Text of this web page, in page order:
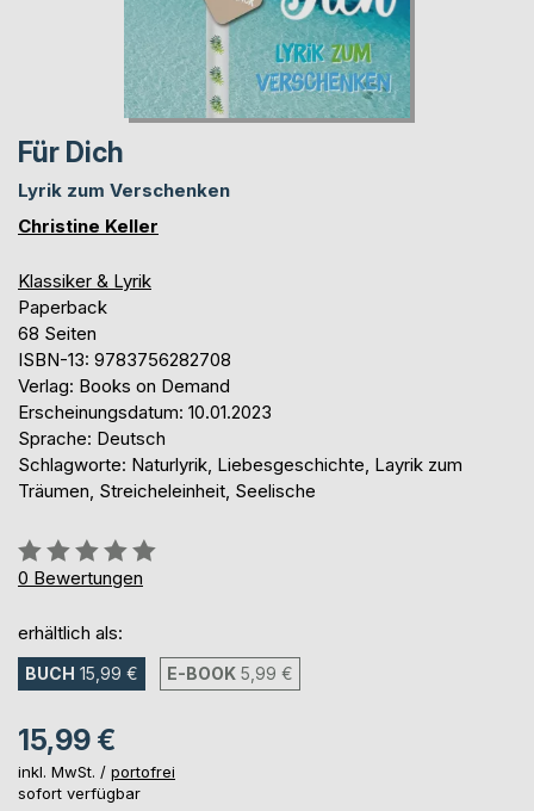
Für Dich
Lyrik zum Verschenken
Christine Keller
Klassiker & Lyrik
Paperback
68 Seiten
ISBN-13: 9783756282708
Verlag: Books on Demand
Erscheinungsdatum: 10.01.2023
Sprache: Deutsch
Schlagworte: Naturlyrik, Liebesgeschichte, Layrik zum
Träumen, Streicheleinheit, Seelische
Bewertung::
0%
0 Bewertungen
erhältlich als:
BUCH 15,99 € E-BOOK 5,99 €
15,99 €
inkl. MwSt. / portofrei
sofort verfügbar